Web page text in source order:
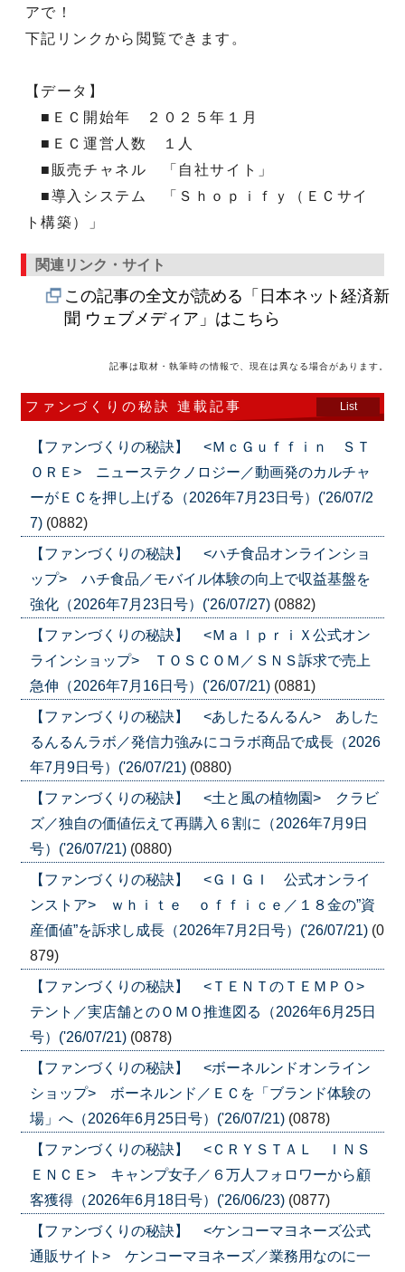
アで！
下記リンクから閲覧できます。
【データ】
■ＥＣ開始年 ２０２５年１月
■ＥＣ運営人数 １人
■販売チャネル 「自社サイト」
■導入システム 「Ｓｈｏｐｉｆｙ（ＥＣサイ
ト構築）」
関連リンク・サイト
この記事の全文が読める「日本ネット経済新
聞 ウェブメディア」はこちら
記事は取材・執筆時の情報で、現在は異なる場合があります。
ファンづくりの秘訣 連載記事 List
【ファンづくりの秘訣】 <ＭｃＧｕｆｆｉｎ ＳＴ
ＯＲＥ> ニューステクノロジー／動画発のカルチャ
ーがＥＣを押し上げる（2026年7月23日号）('26/07/2
7) (0882)
【ファンづくりの秘訣】 <ハチ食品オンラインショ
ップ> ハチ食品／モバイル体験の向上で収益基盤を
強化（2026年7月23日号）('26/07/27) (0882)
【ファンづくりの秘訣】 <ＭａｌｐｒｉＸ公式オン
ラインショップ> ＴＯＳＣＯＭ／ＳＮＳ訴求で売上
急伸（2026年7月16日号）('26/07/21) (0881)
【ファンづくりの秘訣】 <あしたるんるん> あした
るんるんラボ／発信力強みにコラボ商品で成長（2026
年7月9日号）('26/07/21) (0880)
【ファンづくりの秘訣】 <土と風の植物園> クラビ
ズ／独自の価値伝えて再購入６割に（2026年7月9日
号）('26/07/21) (0880)
【ファンづくりの秘訣】 <ＧＩＧＩ 公式オンライ
ンストア> ｗｈｉｔｅ ｏｆｆｉｃｅ／１８金の”資
産価値”を訴求し成長（2026年7月2日号）('26/07/21) (0
879)
【ファンづくりの秘訣】 <ＴＥＮＴのＴＥＭＰＯ>
テント／実店舗とのＯＭＯ推進図る（2026年6月25日
号）('26/07/21) (0878)
【ファンづくりの秘訣】 <ボーネルンドオンライン
ショップ> ボーネルンド／ＥＣを「ブランド体験の
場」へ（2026年6月25日号）('26/07/21) (0878)
【ファンづくりの秘訣】 <ＣＲＹＳＴＡＬ ＩＮＳ
ＥＮＣＥ> キャンプ女子／６万人フォロワーから顧
客獲得（2026年6月18日号）('26/06/23) (0877)
【ファンづくりの秘訣】 <ケンコーマヨネーズ公式
通販サイト> ケンコーマヨネーズ／業務用なのに一